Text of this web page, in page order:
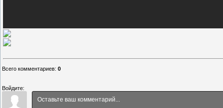
Всего комментариев: 0
Войдите: